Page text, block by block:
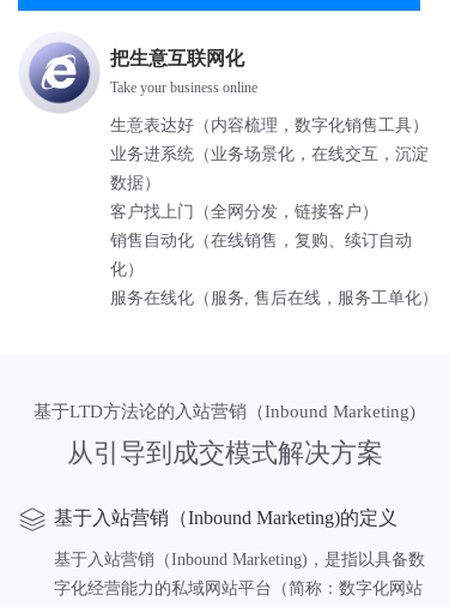
把生意互联网化
Take your business online
生意表达好（内容梳理，数字化销售工具）
业务进系统（业务场景化，在线交互，沉淀
数据）
客户找上门（全网分发，链接客户）
销售自动化（在线销售，复购、续订自动
化）
服务在线化（服务, 售后在线，服务工单化）
从引导到成交模式解决方案
基于入站营销（Inbound Marketing)的定义
基于入站营销（Inbound Marketing)，是指以具备数
字化经营能力的私域网站平台（简称：数字化网站
基于LTD方法论的入站营销（Inbound Marketing)